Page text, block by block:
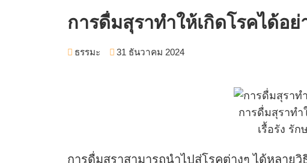
การดื่มสุราทำให้เกิดโรคได้อย่
ธรรมะ 31 ธันวาคม 2024
การดื่มสุราทำ
เรื้อรัง รัก